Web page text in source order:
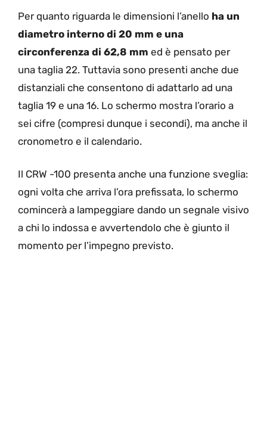
Per quanto riguarda le dimensioni l’anello ha un
diametro interno di 20 mm e una
circonferenza di 62,8 mm ed è pensato per
una taglia 22. Tuttavia sono presenti anche due
distanziali che consentono di adattarlo ad una
taglia 19 e una 16. Lo schermo mostra l’orario a
sei cifre (compresi dunque i secondi), ma anche il
cronometro e il calendario.
Il CRW -100 presenta anche una funzione sveglia:
ogni volta che arriva l’ora prefissata, lo schermo
comincerà a lampeggiare dando un segnale visivo
a chi lo indossa e avvertendolo che è giunto il
momento per l’impegno previsto.